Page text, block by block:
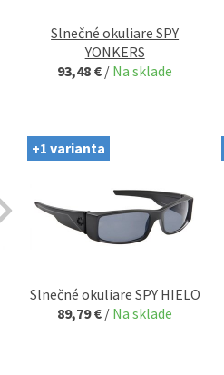
Slnečné okuliare SPY
YONKERS
93,48 € / Na sklade
+1 varianta
Slnečné okuliare SPY HIELO
89,79 € / Na sklade